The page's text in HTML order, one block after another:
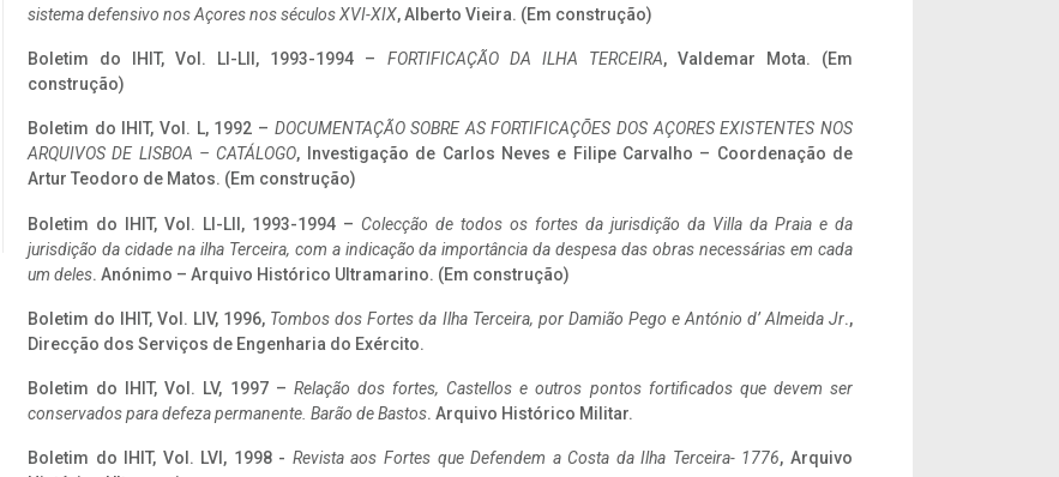
sistema defensivo nos Açores nos séculos XVI-XIX, Alberto Vieira. (Em construção)
Boletim do IHIT, Vol. LI-LII, 1993-1994 – FORTIFICAÇÃO DA ILHA TERCEIRA, Valdemar Mota. (Em
construção)
Boletim do IHIT, Vol. L, 1992 – DOCUMENTAÇÃO SOBRE AS FORTIFICAÇÕES DOS AÇORES EXISTENTES NOS
ARQUIVOS DE LISBOA – CATÁLOGO, Investigação de Carlos Neves e Filipe Carvalho – Coordenação de
Artur Teodoro de Matos. (Em construção)
Boletim do IHIT, Vol. LI-LII, 1993-1994 – Colecção de todos os fortes da jurisdição da Villa da Praia e da
jurisdição da cidade na ilha Terceira, com a indicação da importância da despesa das obras necessárias em cada
um deles. Anónimo – Arquivo Histórico Ultramarino. (Em construção)
Boletim do IHIT, Vol. LIV, 1996, Tombos dos Fortes da Ilha Terceira, por Damião Pego e António d’ Almeida Jr.,
Direcção dos Serviços de Engenharia do Exército.
Boletim do IHIT, Vol. LV, 1997 – Relação dos fortes, Castellos e outros pontos fortificados que devem ser
conservados para defeza permanente. Barão de Bastos. Arquivo Histórico Militar.
Boletim do IHIT, Vol. LVI, 1998 - Revista aos Fortes que Defendem a Costa da Ilha Terceira- 1776, Arquivo